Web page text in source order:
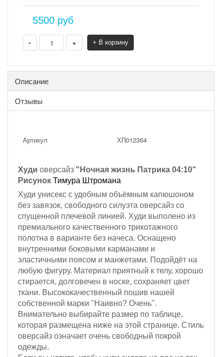
5500 руб
- + + В корзину
Описание
Отзывы
Артикул ХП012364
Худи оверсайз "Ночная жизнь Патрика 04:10"
Рисунок Тимура Штромана
Худи унисекс с удобным объёмным капюшоном
без завязок, свободного силуэта оверсайз со
спущенной плечевой линией. Худи выполено из
премиального качественного трикотажного
полотна в варианте без начеса. Оснащено
внутренними боковыми карманами и
эластичными поясом и манжетами. Подойдёт на
любую фигуру. Материал приятный к телу, хорошо
стирается, долговечен в носке, сохраняет цвет
ткани. Высококачественный пошив нашей
собственной марки "Наивно? Очень".
Внимательно выбирайте размер по таблице,
которая размещена ниже на этой странице. Стиль
оверсайз означает очень свободный покрой
одежды.